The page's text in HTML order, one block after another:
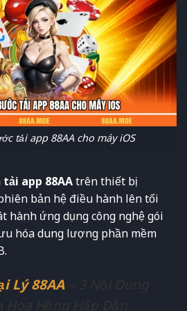
tải app 88AA cho máy iOS
tải app 88AAtrên thiết bị
bản hệ điều hành lên tối
hành ứng dụng công nghệ gói
hóa dung lượng phần mềm
Lý 88AA– 3 Nội Dung